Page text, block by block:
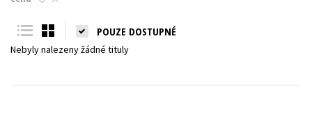
Young adult (SK)
Všechny tituly
POUZE DOSTUPNÉ
Nebyly nalezeny žádné tituly